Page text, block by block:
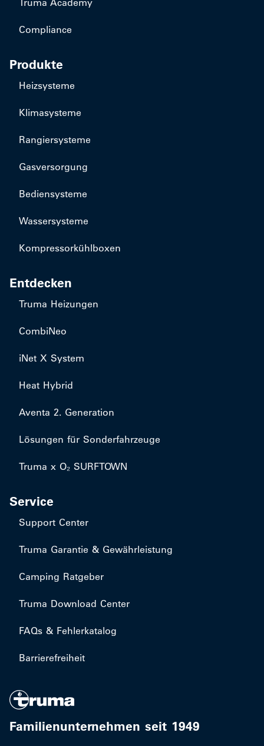
Compliance
Produkte
Heizsysteme
Klimasysteme
Rangiersysteme
Gasversorgung
Bediensysteme
Wassersysteme
Kompressorkühlboxen
Entdecken
Truma Heizungen
CombiNeo
iNet X System
Heat Hybrid
Aventa 2. Generation
Lösungen für Sonderfahrzeuge
Truma x O₂ SURFTOWN
Service
Support Center
Truma Garantie & Gewährleistung
Camping Ratgeber
Truma Download Center
FAQs & Fehlerkatalog
Barrierefreiheit
Familienunternehmen seit 1949